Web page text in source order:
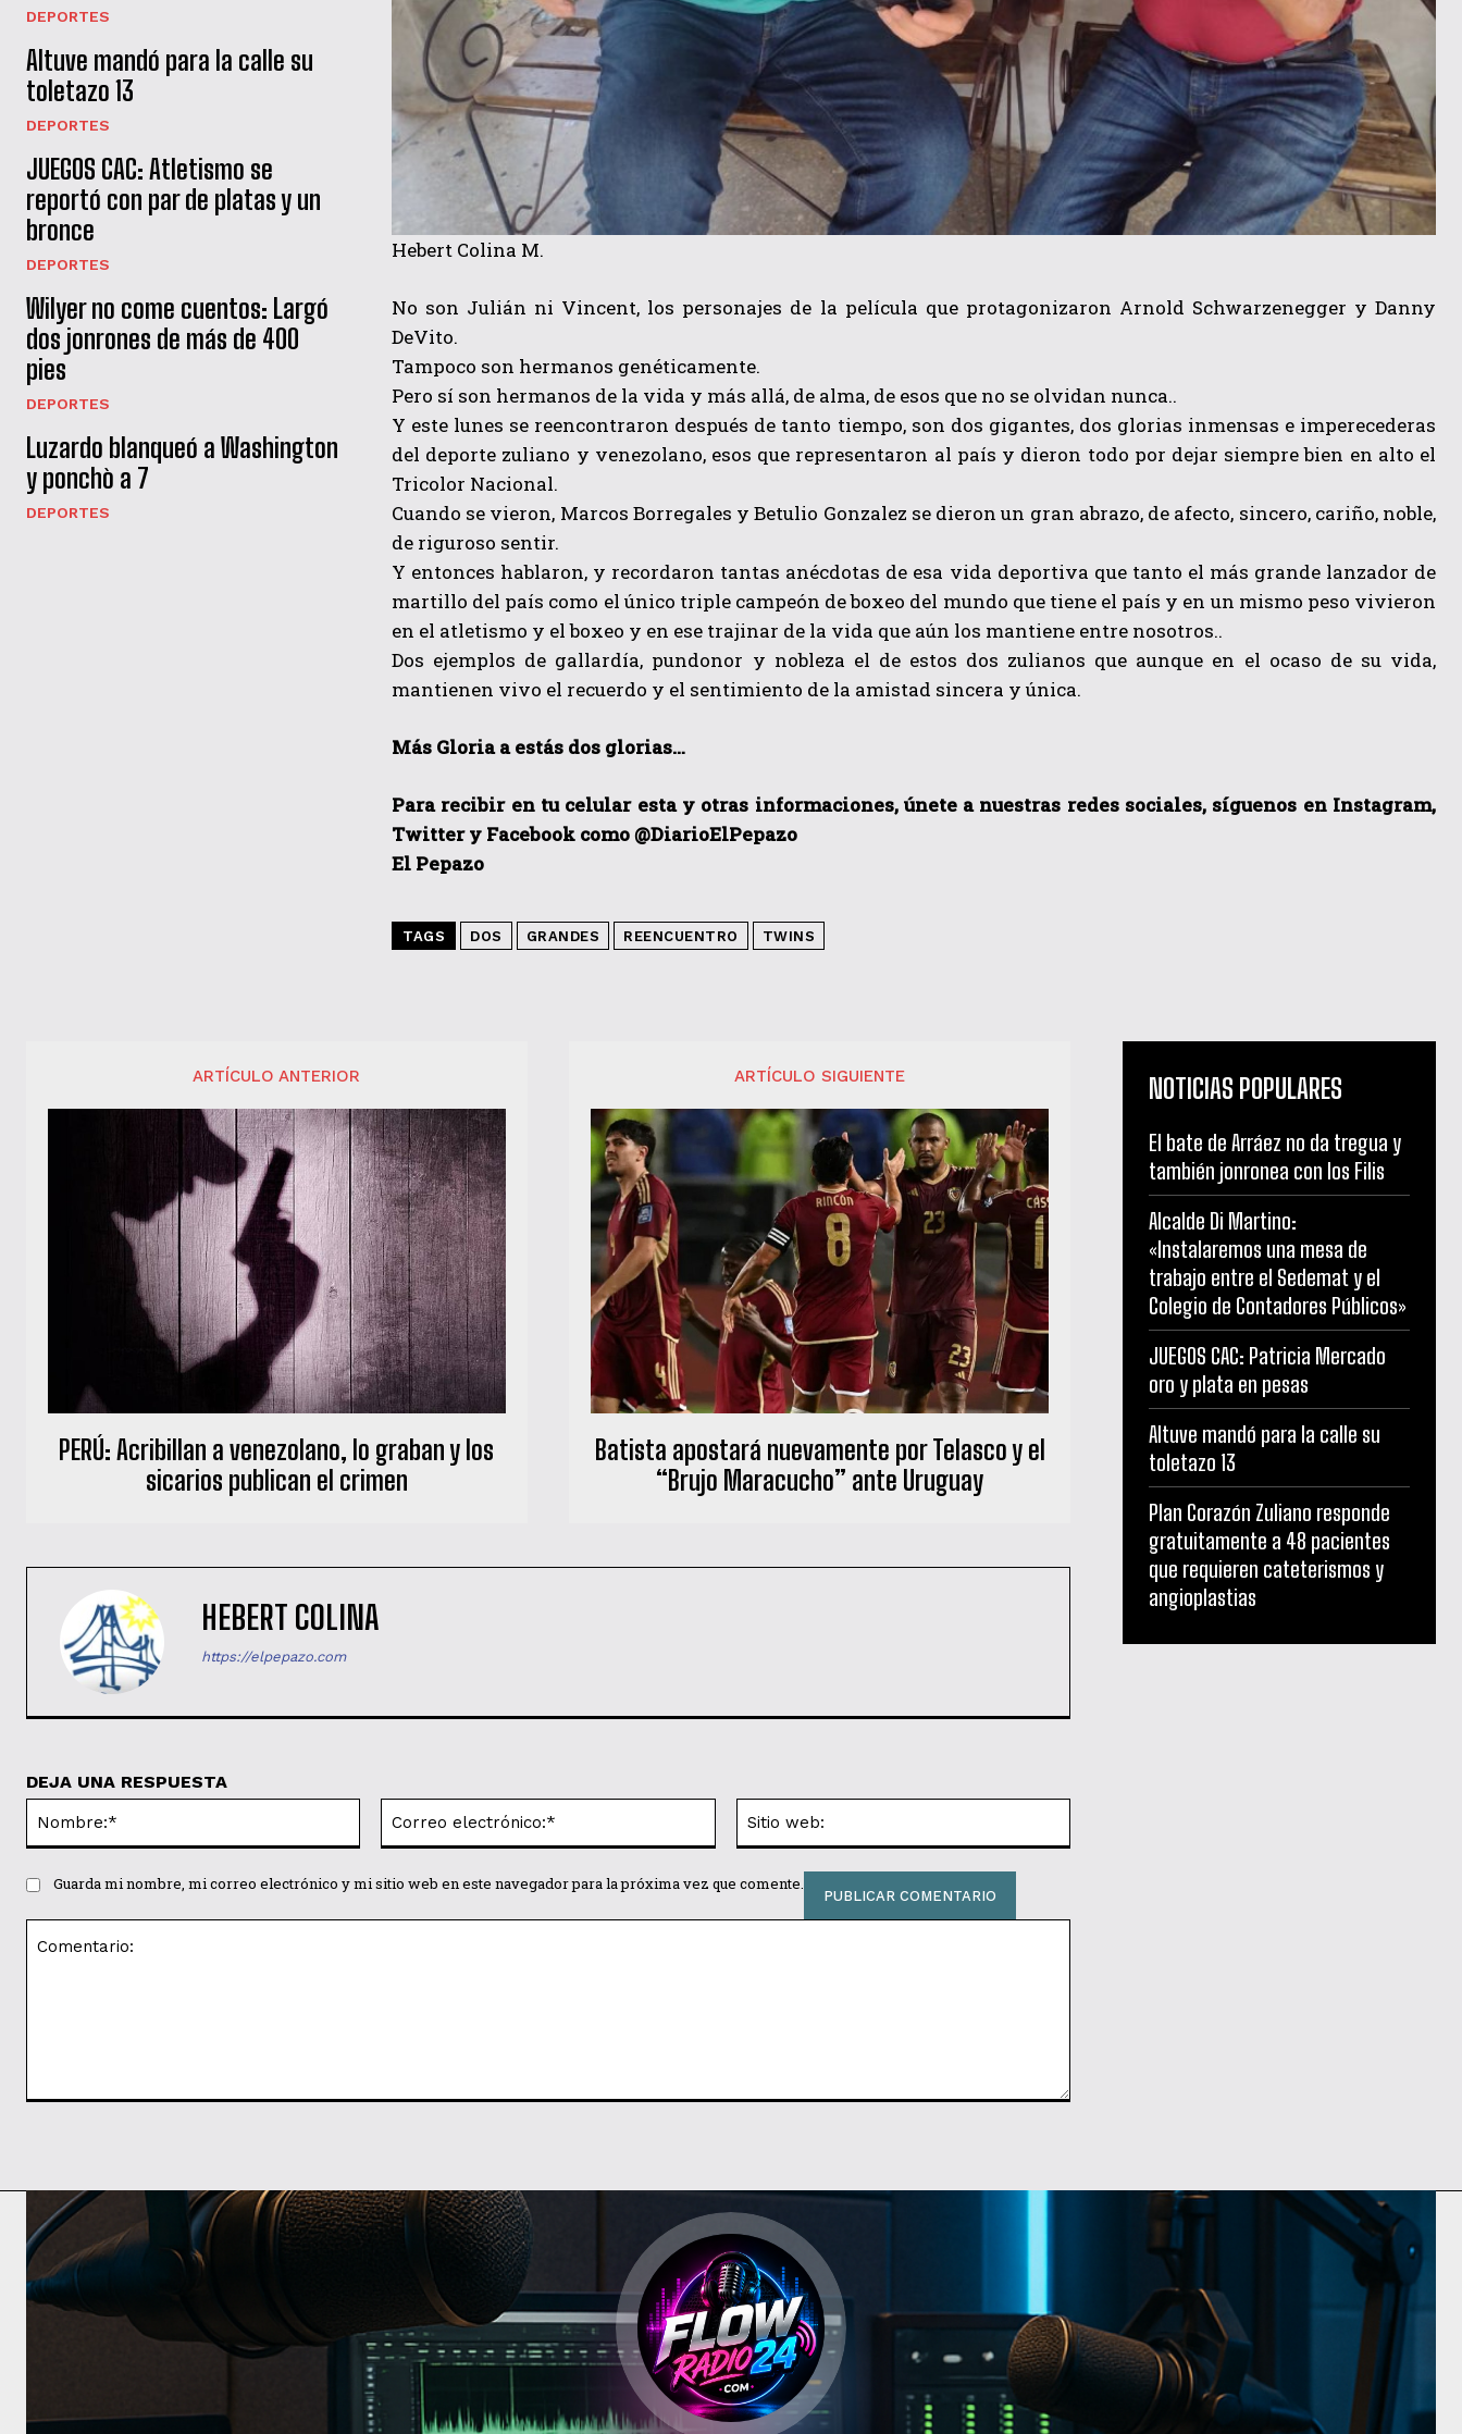
He leído y acepto las
DEPORTES
Altuve mandó para la calle su
toletazo 13
DEPORTES
JUEGOS CAC: Atletismo se
reportó con par de platas y un
bronce
DEPORTES
Wilyer no come cuentos: Largó
dos jonrones de más de 400
pies
DEPORTES
Luzardo blanqueó a Washington
y ponchò a 7
DEPORTES
Hebert Colina M.
No son Julián ni Vincent, los personajes de la película que protagonizaron Arnold Schwarzenegger y Danny
DeVito.
Tampoco son hermanos genéticamente.
Pero sí son hermanos de la vida y más allá, de alma, de esos que no se olvidan nunca..
Y este lunes se reencontraron después de tanto tiempo, son dos gigantes, dos glorias inmensas e imperecederas
del deporte zuliano y venezolano, esos que representaron al país y dieron todo por dejar siempre bien en alto el
Tricolor Nacional.
Cuando se vieron, Marcos Borregales y Betulio Gonzalez se dieron un gran abrazo, de afecto, sincero, cariño, noble,
de riguroso sentir.
Y entonces hablaron, y recordaron tantas anécdotas de esa vida deportiva que tanto el más grande lanzador de
martillo del país como el único triple campeón de boxeo del mundo que tiene el país y en un mismo peso vivieron
en el atletismo y el boxeo y en ese trajinar de la vida que aún los mantiene entre nosotros..
Dos ejemplos de gallardía, pundonor y nobleza el de estos dos zulianos que aunque en el ocaso de su vida,
mantienen vivo el recuerdo y el sentimiento de la amistad sincera y única.
Más Gloria a estás dos glorias…
Para recibir en tu celular esta y otras informaciones, únete a nuestras redes sociales, síguenos en Instagram,
Twitter y Facebook como @DiarioElPepazo
El Pepazo
TAGS DOS GRANDES REENCUENTRO TWINS
ARTÍCULO ANTERIOR
PERÚ: Acribillan a venezolano, lo graban y los
sicarios publican el crimen
ARTÍCULO SIGUIENTE
Batista apostará nuevamente por Telasco y el
“Brujo Maracucho” ante Uruguay
HEBERT COLINA
https://elpepazo.com
DEJA UNA RESPUESTA
electrónico:*
Guarda mi nombre, mi correo electrónico y mi sitio web en este navegador para la próxima vez que comente.
NOTICIAS POPULARES
El bate de Arráez no da tregua y
también jonronea con los Filis
Alcalde Di Martino:
«Instalaremos una mesa de
trabajo entre el Sedemat y el
Colegio de Contadores Públicos»
JUEGOS CAC: Patricia Mercado
oro y plata en pesas
Altuve mandó para la calle su
toletazo 13
Plan Corazón Zuliano responde
gratuitamente a 48 pacientes
que requieren cateterismos y
angioplastias